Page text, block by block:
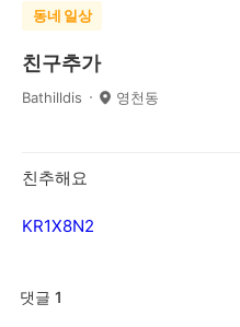
동네 일상
친구추가
Bathilldis 영천동
친추해요
KR1X8N2
댓글 1